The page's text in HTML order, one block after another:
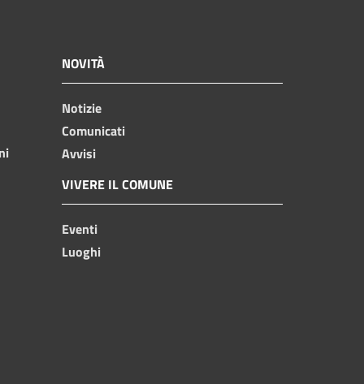
NOVITÀ
Notizie
Comunicati
Avvisi
VIVERE IL COMUNE
Eventi
Luoghi